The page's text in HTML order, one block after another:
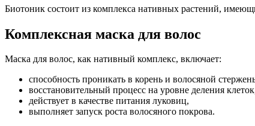
Биотоник состоит из комплекса нативных растений,
Комплексная маска для волос
Маска для волос, как нативный комплекс, включает:
способность проникать в корень и волосяной
восстановительный процесс на уровне деления
действует в качестве питания луковиц,
выполняет запуск роста волосяного покрова.